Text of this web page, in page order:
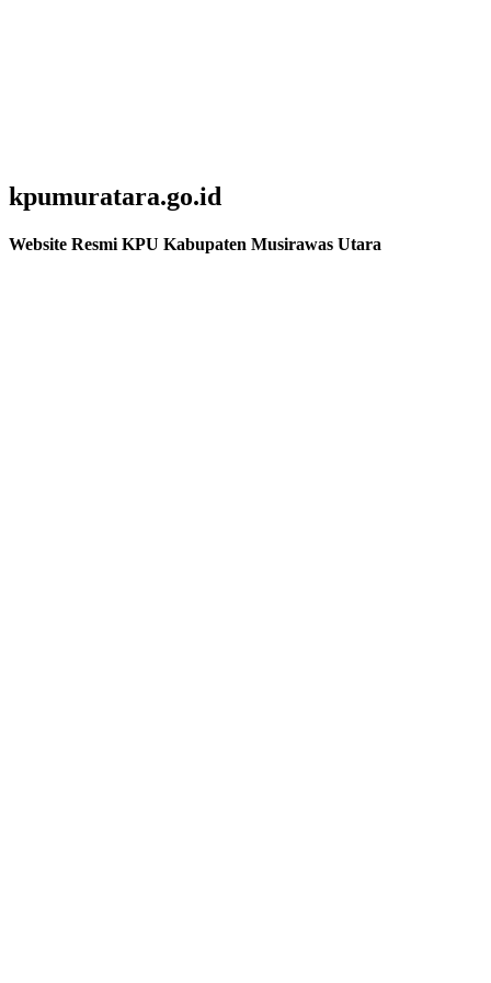
kpumuratara.go.id
Website Resmi KPU Kabupaten Musirawas Utara